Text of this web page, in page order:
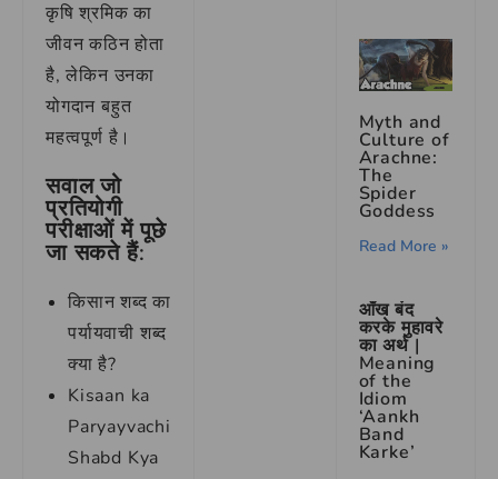
कृषि श्रमिक का
जीवन कठिन होता
है, लेकिन उनका
योगदान बहुत
महत्वपूर्ण है।
सवाल जो
प्रतियोगी
परीक्षाओं में पूछे
जा सकते हैं:
किसान शब्द का
पर्यायवाची शब्द
क्या है?
Kisaan ka
Paryayvachi
Shabd Kya
Myth and
Culture of
Arachne:
The
Spider
Goddess
Read More »
आँख बंद
करके मुहावरे
का अर्थ |
Meaning
of the
Idiom
‘Aankh
Band
Karke’